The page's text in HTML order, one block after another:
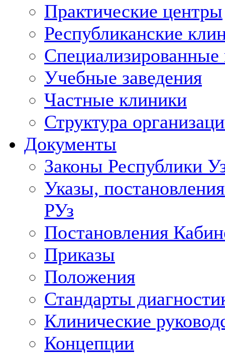
Практические центры
Республиканские
Учебные заведения
Частные клиники
Структура
Документы
Законы Республики
Указы,
РУз
Постановления
Приказы
Положения
Стандарты
Клинические
Концепции